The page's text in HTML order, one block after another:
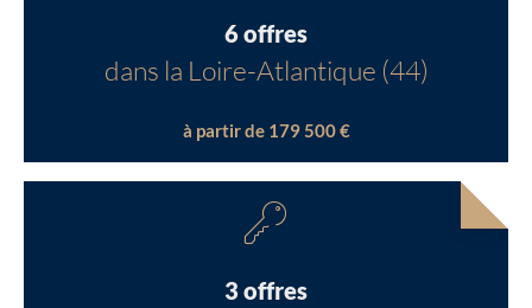
6 offres
dans la Loire-Atlantique (44)
à partir de 179 500 €
3 offres